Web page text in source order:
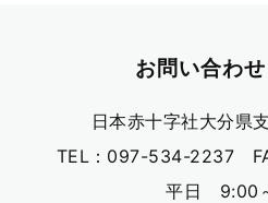
お問い合わ
日本赤十字社大分県
TEL：097-534-2237
平日 9:00